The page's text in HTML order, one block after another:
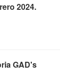
2024.
GAD's